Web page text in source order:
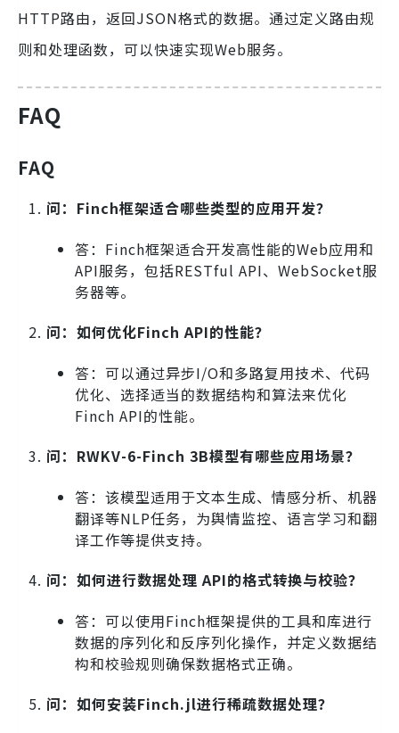
HTTP路由，返回JSON格式的数据。通过定义路由规
则和处理函数，可以快速实现Web服务。
FAQ
FAQ
问：Finch框架适合哪些类型的应用开发？
答：Finch框架适合开发高性能的Web应用和
API服务，包括RESTful API、WebSocket服
务器等。
问：如何优化Finch API的性能？
答：可以通过异步I/O和多路复用技术、代码
优化、选择适当的数据结构和算法来优化
Finch API的性能。
问：RWKV-6-Finch 3B模型有哪些应用场景？
答：该模型适用于文本生成、情感分析、机器
翻译等NLP任务，为舆情监控、语言学习和翻
译工作等提供支持。
问：如何进行数据处理 API的格式转换与校验？
答：可以使用Finch框架提供的工具和库进行
数据的序列化和反序列化操作，并定义数据结
构和校验规则确保数据格式正确。
问：如何安装Finch.jl进行稀疏数据处理？